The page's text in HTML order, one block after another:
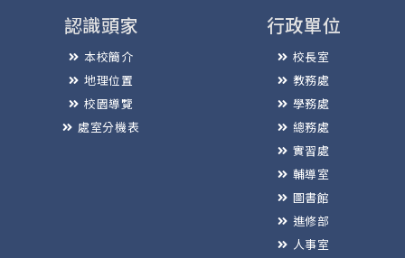
認識頭家
本校簡介
地理位置
校園導覽
處室分機表
行政單位
校長室
教務處
學務處
總務處
實習處
輔導室
圖書館
進修部
人事室